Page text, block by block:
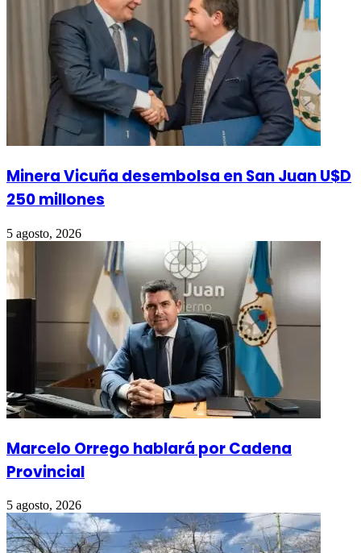
Minera Vicuña desembolsa en San Juan U$D
250 millones
5 agosto, 2026
Marcelo Orrego hablará por Cadena
Provincial
5 agosto, 2026